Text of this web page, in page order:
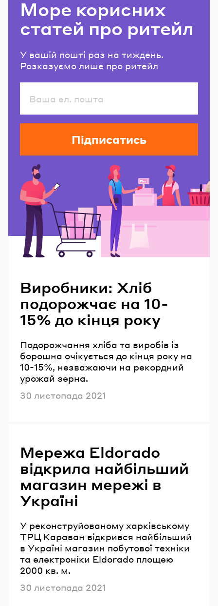
Море корисних
статей про ритейл
У вашій пошті раз на тиждень.
Розказуємо лише про ритейл
Підписатись
Виробники: Хліб
подорожчає на 10-
15% до кінця року
Подорожчання хліба та виробів із
борошна очікується до кінця року на
10-15%, незважаючи на рекордний
урожай зерна.
Опубліковано
30 листопада 2021
Мережа Eldorado
відкрила найбільший
магазин мережі в
Україні
У реконструйованому харківському
ТРЦ Караван відкрився найбільший
в Україні магазин побутової техніки
та електроніки Eldorado площею
2000 кв. м.
Опубліковано
30 листопада 2021